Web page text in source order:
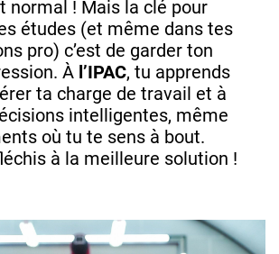
normal ! Mais la clé pour
études (et même dans tes
pro) c’est de garder ton
À l’IPAC, tu apprends
ta charge de travail et à
intelligentes, même
où tu te sens à bout.
à la meilleure solution !